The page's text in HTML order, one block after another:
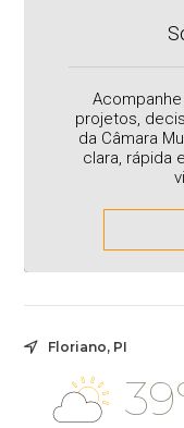
projetos,
da Câmara
clara, rápida
Floriano, PI